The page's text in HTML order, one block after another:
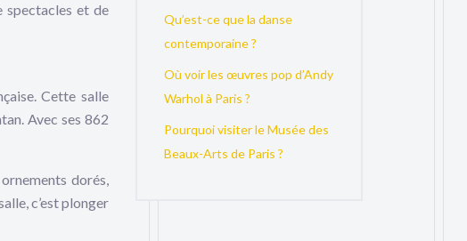
spectacles et de
Cette salle
Avec ses 862
dorés,
c’est plonger
Qu’est-ce que la danse
contemporaine ?
Où voir les œuvres pop d’Andy
Warhol à Paris ?
Pourquoi visiter le Musée des
Beaux-Arts de Paris ?